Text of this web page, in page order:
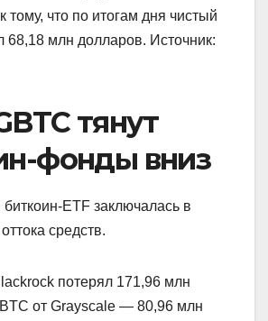
тому, что по итогам дня чистый
68,18 млн долларов. Источник:
тянут
фонды вниз
ETF заключалась в
средств.
потерял 171,96 млн
от Grayscale — 80,96 млн